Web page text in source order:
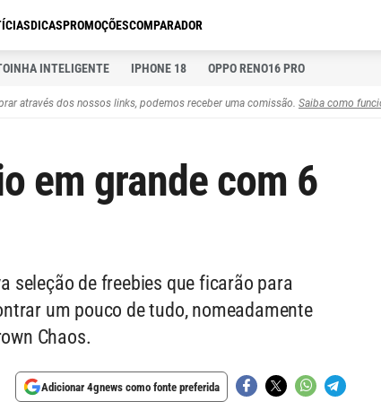
DICASPROMOÇÕESCOMPARADOR
INTELIGENTE IPHONE 18 OPPO RENO16 PRO
através dos nossos links, podemos receber uma comissão. Saiba como
em grande com 6
seleção de freebies que ficarão para
um pouco de tudo, nomeadamente
Chaos.
Adicionar 4gnews como fonte preferida